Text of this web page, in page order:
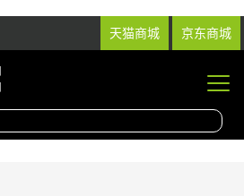
天猫商城 京东商城